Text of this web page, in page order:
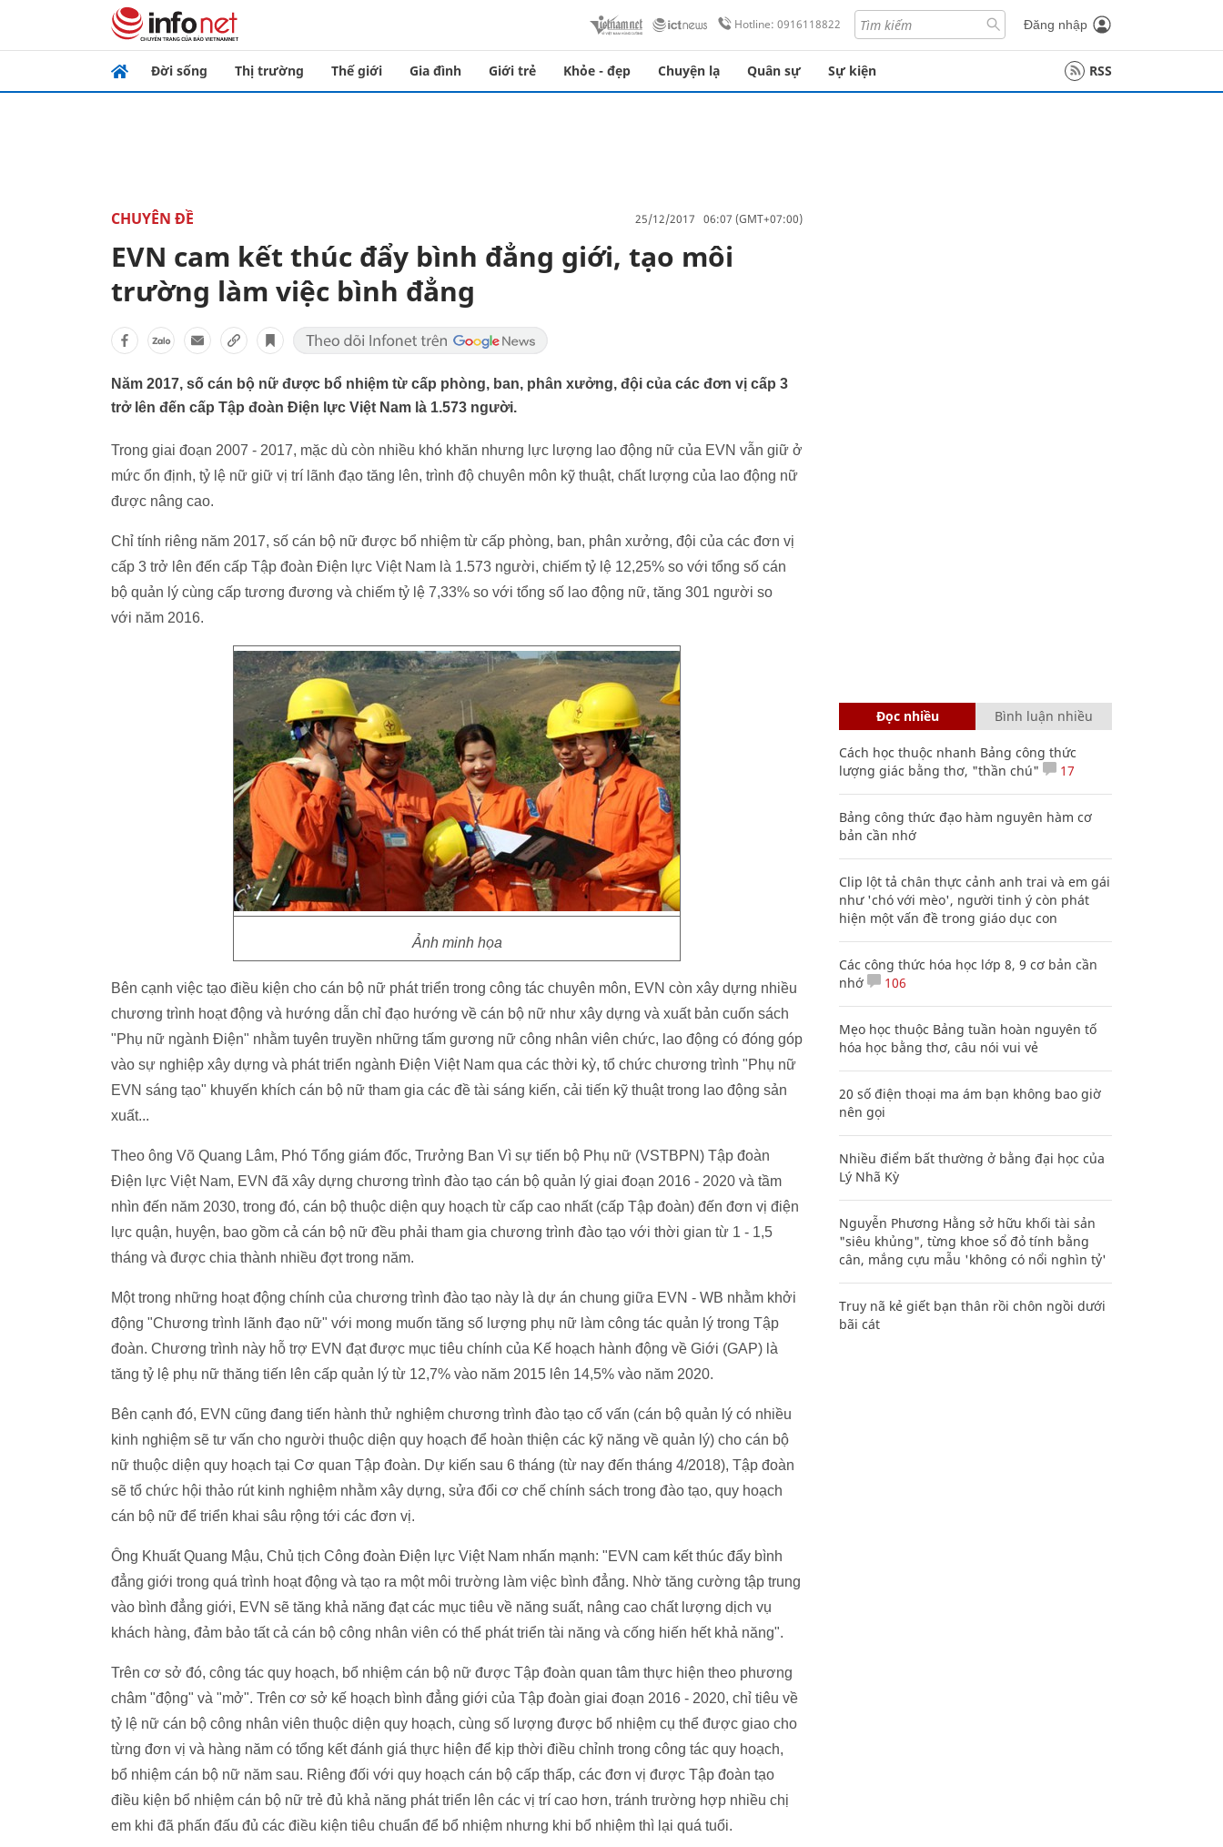
Hotline: 0916118822 Đăng nhập
Đời sống Thị trường Thế giới Gia đình Giới trẻ Khỏe - đẹp Chuyện lạ Quân sự Sự kiện RSS
CHUYÊN ĐỀ 25/12/2017 06:07 (GMT+07:00)
EVN cam kết thúc đẩy bình đẳng giới, tạo môi
trường làm việc bình đẳng
Năm 2017, số cán bộ nữ được bổ nhiệm từ cấp phòng, ban, phân xưởng, đội của các đơn vị cấp 3
trở lên đến cấp Tập đoàn Điện lực Việt Nam là 1.573 người.
Trong giai đoạn 2007 - 2017, mặc dù còn nhiều khó khăn nhưng lực lượng lao động nữ của EVN vẫn giữ ở
mức ổn định, tỷ lệ nữ giữ vị trí lãnh đạo tăng lên, trình độ chuyên môn kỹ thuật, chất lượng của lao động nữ
được nâng cao.
Chỉ tính riêng năm 2017, số cán bộ nữ được bổ nhiệm từ cấp phòng, ban, phân xưởng, đội của các đơn vị
cấp 3 trở lên đến cấp Tập đoàn Điện lực Việt Nam là 1.573 người, chiếm tỷ lệ 12,25% so với tổng số cán
bộ quản lý cùng cấp tương đương và chiếm tỷ lệ 7,33% so với tổng số lao động nữ, tăng 301 người so
với năm 2016.
Ảnh minh họa
Bên cạnh việc tạo điều kiện cho cán bộ nữ phát triển trong công tác chuyên môn, EVN còn xây dựng nhiều
chương trình hoạt động và hướng dẫn chỉ đạo hướng về cán bộ nữ như xây dựng và xuất bản cuốn sách
"Phụ nữ ngành Điện" nhằm tuyên truyền những tấm gương nữ công nhân viên chức, lao động có đóng góp
vào sự nghiệp xây dựng và phát triển ngành Điện Việt Nam qua các thời kỳ, tổ chức chương trình "Phụ nữ
EVN sáng tạo" khuyến khích cán bộ nữ tham gia các đề tài sáng kiến, cải tiến kỹ thuật trong lao động sản
xuất...
Theo ông Võ Quang Lâm, Phó Tổng giám đốc, Trưởng Ban Vì sự tiến bộ Phụ nữ (VSTBPN) Tập đoàn
Điện lực Việt Nam, EVN đã xây dựng chương trình đào tạo cán bộ quản lý giai đoạn 2016 - 2020 và tầm
nhìn đến năm 2030, trong đó, cán bộ thuộc diện quy hoạch từ cấp cao nhất (cấp Tập đoàn) đến đơn vị điện
lực quận, huyện, bao gồm cả cán bộ nữ đều phải tham gia chương trình đào tạo với thời gian từ 1 - 1,5
tháng và được chia thành nhiều đợt trong năm.
Một trong những hoạt động chính của chương trình đào tạo này là dự án chung giữa EVN - WB nhằm khởi
động "Chương trình lãnh đạo nữ" với mong muốn tăng số lượng phụ nữ làm công tác quản lý trong Tập
đoàn. Chương trình này hỗ trợ EVN đạt được mục tiêu chính của Kế hoạch hành động về Giới (GAP) là
tăng tỷ lệ phụ nữ thăng tiến lên cấp quản lý từ 12,7% vào năm 2015 lên 14,5% vào năm 2020.
Bên cạnh đó, EVN cũng đang tiến hành thử nghiệm chương trình đào tạo cố vấn (cán bộ quản lý có nhiều
kinh nghiệm sẽ tư vấn cho người thuộc diện quy hoạch để hoàn thiện các kỹ năng về quản lý) cho cán bộ
nữ thuộc diện quy hoạch tại Cơ quan Tập đoàn. Dự kiến sau 6 tháng (từ nay đến tháng 4/2018), Tập đoàn
sẽ tổ chức hội thảo rút kinh nghiệm nhằm xây dựng, sửa đổi cơ chế chính sách trong đào tạo, quy hoạch
cán bộ nữ để triển khai sâu rộng tới các đơn vị.
Ông Khuất Quang Mậu, Chủ tịch Công đoàn Điện lực Việt Nam nhấn mạnh: "EVN cam kết thúc đẩy bình
đẳng giới trong quá trình hoạt động và tạo ra một môi trường làm việc bình đẳng. Nhờ tăng cường tập trung
vào bình đẳng giới, EVN sẽ tăng khả năng đạt các mục tiêu về năng suất, nâng cao chất lượng dịch vụ
khách hàng, đảm bảo tất cả cán bộ công nhân viên có thể phát triển tài năng và cống hiến hết khả năng".
Trên cơ sở đó, công tác quy hoạch, bổ nhiệm cán bộ nữ được Tập đoàn quan tâm thực hiện theo phương
châm "động" và "mở". Trên cơ sở kế hoạch bình đẳng giới của Tập đoàn giai đoạn 2016 - 2020, chỉ tiêu về
tỷ lệ nữ cán bộ công nhân viên thuộc diện quy hoạch, cùng số lượng được bổ nhiệm cụ thể được giao cho
từng đơn vị và hàng năm có tổng kết đánh giá thực hiện để kịp thời điều chỉnh trong công tác quy hoạch,
bổ nhiệm cán bộ nữ năm sau. Riêng đối với quy hoạch cán bộ cấp thấp, các đơn vị được Tập đoàn tạo
điều kiện bổ nhiệm cán bộ nữ trẻ đủ khả năng phát triển lên các vị trí cao hơn, tránh trường hợp nhiều chị
em khi đã phấn đấu đủ các điều kiện tiêu chuẩn để bổ nhiệm nhưng khi bổ nhiệm thì lại quá tuổi.
Đọc nhiều Bình luận nhiều
Cách học thuộc nhanh Bảng công thức
lượng giác bằng thơ, "thần chú"
17
Bảng công thức đạo hàm nguyên hàm cơ
bản cần nhớ
Clip lột tả chân thực cảnh anh trai và em gái
như 'chó với mèo', người tinh ý còn phát
hiện một vấn đề trong giáo dục con
Các công thức hóa học lớp 8, 9 cơ bản cần
nhớ
106
Mẹo học thuộc Bảng tuần hoàn nguyên tố
hóa học bằng thơ, câu nói vui vẻ
20 số điện thoại ma ám bạn không bao giờ
nên gọi
Nhiều điểm bất thường ở bằng đại học của
Lý Nhã Kỳ
Nguyễn Phương Hằng sở hữu khối tài sản
"siêu khủng", từng khoe sổ đỏ tính bằng
cân, mắng cựu mẫu 'không có nổi nghìn tỷ'
Truy nã kẻ giết bạn thân rồi chôn ngồi dưới
bãi cát